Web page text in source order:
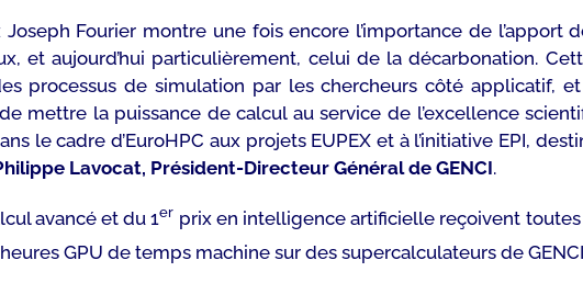
Fourier montre une fois encore l’importance de
et aujourd’hui particulièrement, celui de la décarbonation.
processus de simulation par les chercheurs côté applicatif,
de mettre la puissance de calcul au service de l’excellence
le cadre d’EuroHPC aux projets EUPEX et à l’initiative EPI,
Lavocat, Président-Directeur Général de GENCI.
avancé et du 1er prix en intelligence artificielle reçoivent
GPU de temps machine sur des supercalculateurs de